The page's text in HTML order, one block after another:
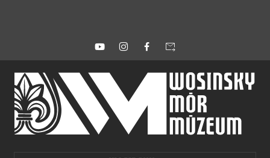
forward_to_inbox